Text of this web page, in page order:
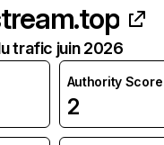
trafic juin 2026
Authority Score
2